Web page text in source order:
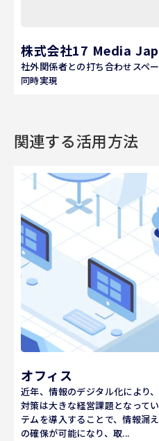
株式会社17 Media
社外関係者との打ち合わせスペ
同時実現
関連する活用方法
オフィス
近年、情報のデジタル化により
対策は大きな経営課題となって
テムを導入することで、情報漏
の確保が可能になり、取...